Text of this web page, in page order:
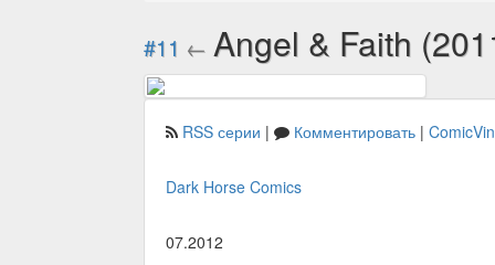
#11 ← Angel & Faith
RSS серии | Комментировать |
Dark Horse Comics
07.2012